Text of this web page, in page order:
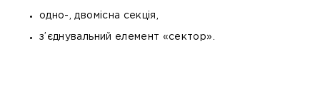
одно-, двомісна секція,
з’єднувальний елемент «сектор».